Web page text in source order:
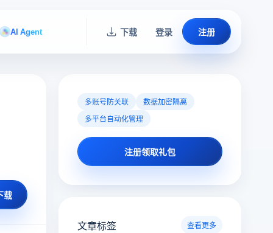
AI Agent 下载 登录 注册
载
多账号防关联
数据加密隔离
多平台自动化管理
注册领取礼包
文章标签 查看更多